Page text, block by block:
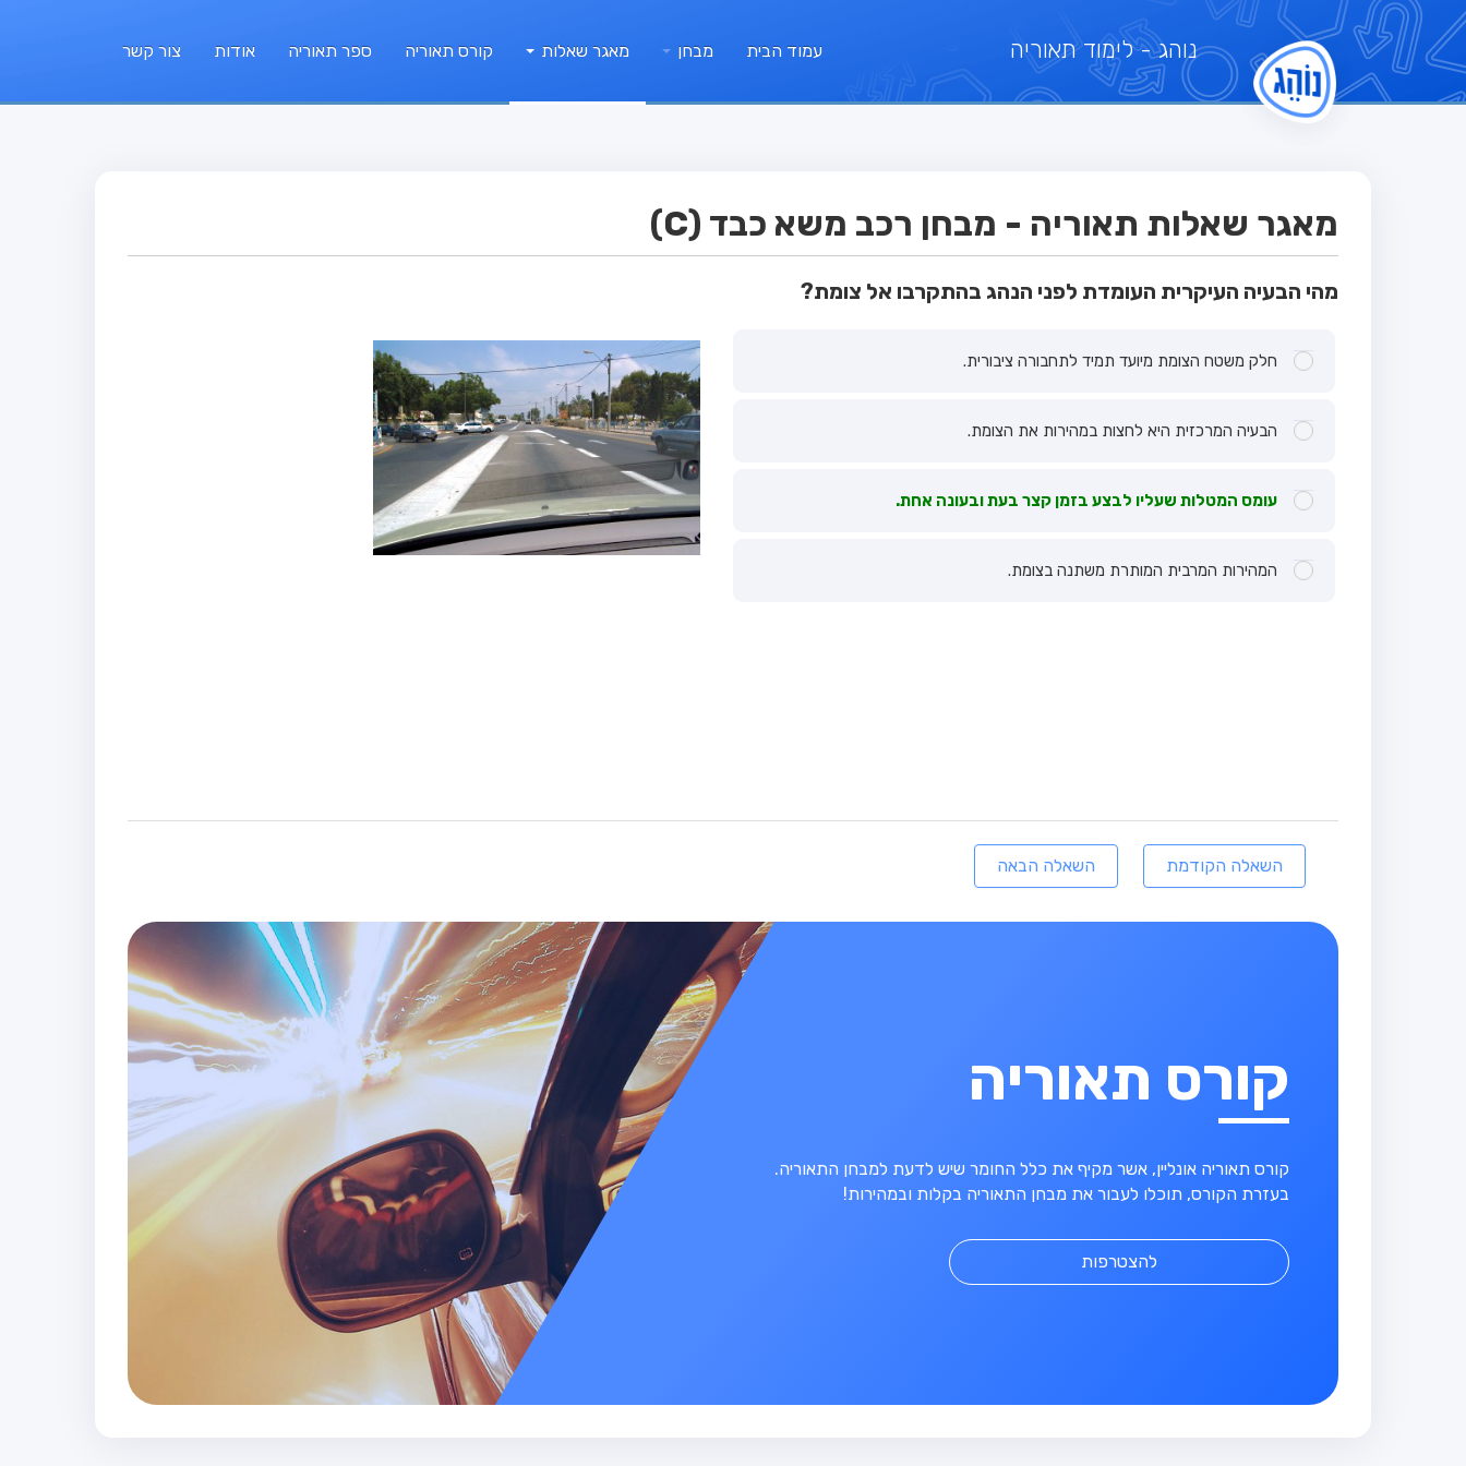
נוהג- לימוד תאוריה עמוד הבית מבחן מאגר שאלות קורס תאוריה ספר תאוריה אודות צור קשר
מאגר שאלות תאוריה - מבחן רכב משא כבד (C)
מהי הבעיה העיקרית העומדת לפני הנהג בהתקרבו אל צומת?
חלק משטח הצומת מיועד תמיד לתחבורה ציבורית.
הבעיה המרכזית היא לחצות במהירות את הצומת.
עומס המטלות שעליו לבצע בזמן קצר בעת ובעונה אחת.
המהירות המרבית המותרת משתנה בצומת.
השאלה הקודמת השאלה הבאה
קורס תאוריה
קורס תאוריה אונליין, אשר מקיף את כלל החומר שיש לדעת למבחן התאוריה.
בעזרת הקורס, תוכלו לעבור את מבחן התאוריה בקלות ובמהירות!
להצטרפות